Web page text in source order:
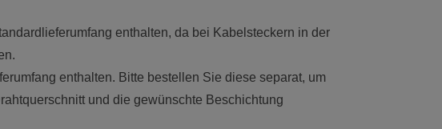
enthalten, da bei Kabelsteckern in der
enthalten. Bitte bestellen Sie diese separat, um
und die gewünschte Beschichtung